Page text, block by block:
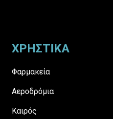
ΧΡΗΣΤΙΚΑ
Φαρμακεία
Αεροδρόμια
Καιρός